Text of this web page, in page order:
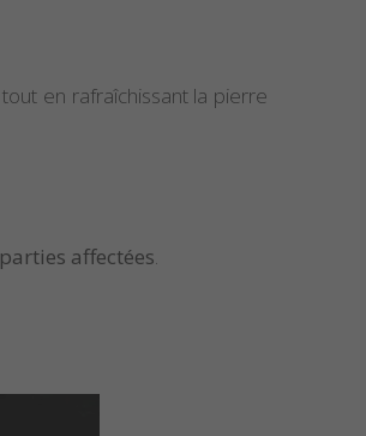
en rafraîchissant la pierre
affectées.